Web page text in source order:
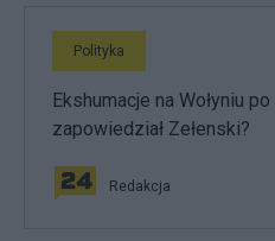
Polityka
Ekshumacje na Wołyniu
zapowiedział Zełenski?
Redakcja